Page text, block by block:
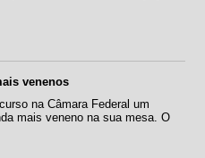
venenos
na Câmara Federal um
mais veneno na sua mesa. O